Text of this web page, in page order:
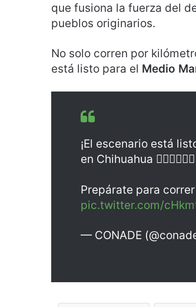
que fusiona la fuerza del
pueblos originarios.
No solo corren por
está listo para el Medio
¡El escenario está
en Chihuahua 🏃🏻‍♀️🏃🏻‍♂️
Prepárate para
pic.twitter.com/
— CONADE